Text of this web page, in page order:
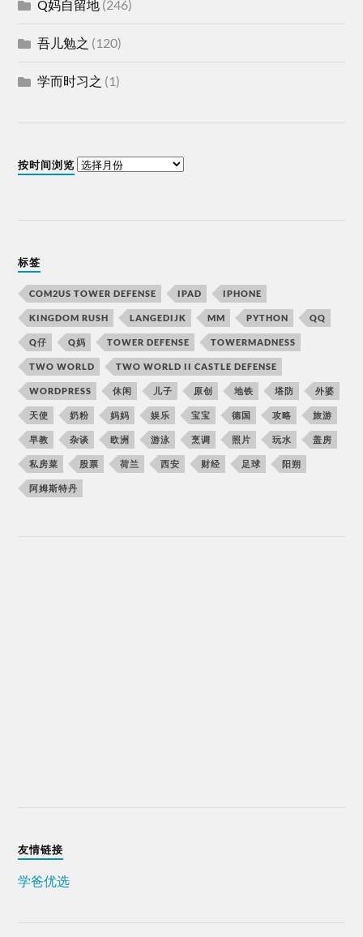
Q妈自留地 (246)
吾儿勉之 (120)
学而时习之 (1)
按时间浏览
标签
COM2US TOWER DEFENSE IPAD IPHONE
KINGDOM RUSH LANGEDIJK MM PYTHON QQ
Q仔 Q妈 TOWER DEFENSE TOWERMADNESS
TWO WORLD TWO WORLD II CASTLE DEFENSE
WORDPRESS 休闲 儿子 原创 地铁 塔防 外婆
天使 奶粉 妈妈 娱乐 宝宝 德国 攻略 旅游
早教 杂谈 欧洲 游泳 烹调 照片 玩水 盖房
私房菜 股票 荷兰 西安 财经 足球 阳朔
阿姆斯特丹
友情链接
学爸优选